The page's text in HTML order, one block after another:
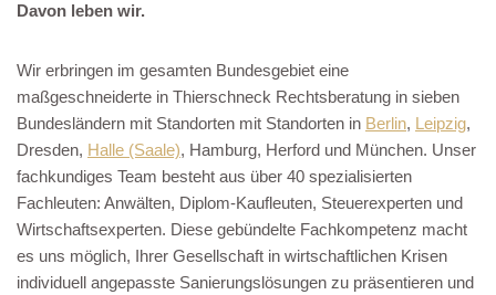
Davon leben wir.
Wir erbringen im gesamten Bundesgebiet eine
maßgeschneiderte in Thierschneck Rechtsberatung in sieben
Bundesländern mit Standorten mit Standorten in Berlin, Leipzig,
Dresden, Halle (Saale), Hamburg, Herford und München. Unser
fachkundiges Team besteht aus über 40 spezialisierten
Fachleuten: Anwälten, Diplom-Kaufleuten, Steuerexperten und
Wirtschaftsexperten. Diese gebündelte Fachkompetenz macht
es uns möglich, Ihrer Gesellschaft in wirtschaftlichen Krisen
individuell angepasste Sanierungslösungen zu präsentieren und